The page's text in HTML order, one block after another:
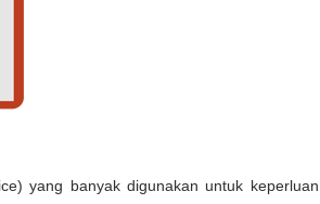
yang banyak digunakan untuk keperluan